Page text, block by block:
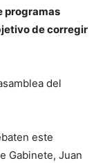
programas
de corregir
este
Gabinete, Juan